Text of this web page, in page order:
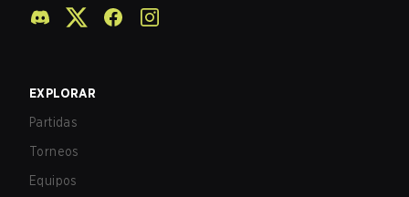
EXPLORAR
Partidas
Torneos
Equipos